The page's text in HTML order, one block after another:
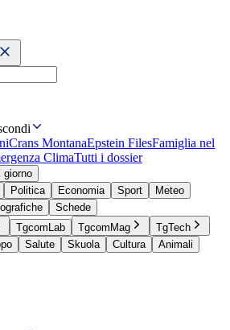
Crans MontanaEpstein FilesFamiglia nel
ClimaTutti i dossier
giorno
Politica Economia Sport
Meteo
Schede
TgcomLab TgcomMag
TgTech
Salute Skuola Cultura
Animali